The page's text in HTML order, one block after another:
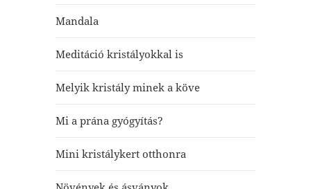
Mandala
Meditáció kristályokkal is
Melyik kristály minek a köve
Mi a prána gyógyítás?
Mini kristálykert otthonra